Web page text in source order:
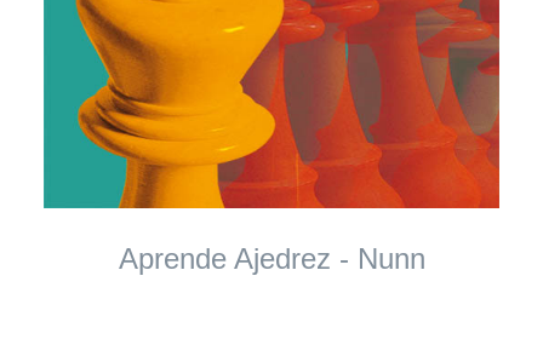
Aprende Ajedrez - Nunn